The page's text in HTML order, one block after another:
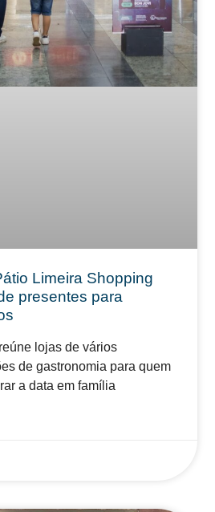
Limeira Shopping
presentes para
lojas de vários
de gastronomia para quem
a data em família